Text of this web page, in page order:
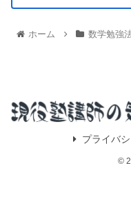
ホーム 数学勉強
プライバ
©